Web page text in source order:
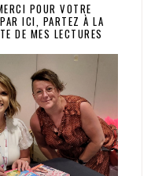
POUR VOTRE
ICI, PARTEZ À LA
DE MES LECTURES